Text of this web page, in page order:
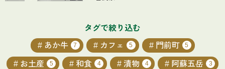
タグで絞り込む
あか牛 7 カフェ 5 門前町 5
お土産 5 和食 4 漬物 4 阿蘇五岳 3